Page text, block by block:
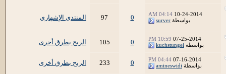
10-24-2014
04:14 AM
بواسطة surver
0
97 المنتدى الإشهاري
07-25-2014
10:59 PM
بواسطة kuchstungei
0
105 الربح بطرق أخرى
07-16-2014
04:44 PM
بواسطة amineswidi
0
233 الربح بطرق أخرى